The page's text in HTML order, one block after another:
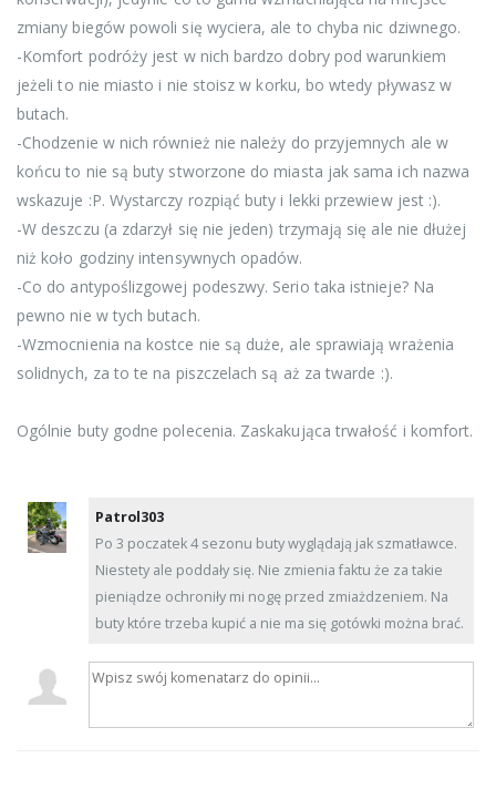
zmiany biegów powoli się wyciera, ale to chyba nic dziwnego.
-Komfort podróży jest w nich bardzo dobry pod warunkiem
jeżeli to nie miasto i nie stoisz w korku, bo wtedy pływasz w
butach.
-Chodzenie w nich również nie należy do przyjemnych ale w
końcu to nie są buty stworzone do miasta jak sama ich nazwa
wskazuje :P. Wystarczy rozpiąć buty i lekki przewiew jest :).
-W deszczu (a zdarzył się nie jeden) trzymają się ale nie dłużej
niż koło godziny intensywnych opadów.
-Co do antypoślizgowej podeszwy. Serio taka istnieje? Na
pewno nie w tych butach.
-Wzmocnienia na kostce nie są duże, ale sprawiają wrażenia
solidnych, za to te na piszczelach są aż za twarde :).
Ogólnie buty godne polecenia. Zaskakująca trwałość i komfort.
Patrol303
Po 3 poczatek 4 sezonu buty wyglądają jak szmatławce.
Niestety ale poddały się. Nie zmienia faktu że za takie
pieniądze ochroniły mi nogę przed zmiażdzeniem. Na
buty które trzeba kupić a nie ma się gotówki można brać.